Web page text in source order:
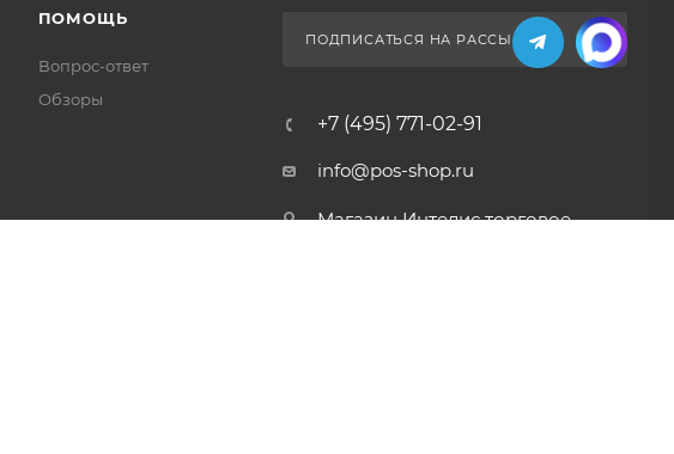
ПОМОЩЬ
Вопрос-ответ
Обзоры
ПОДПИСАТЬСЯ НА РАССЫЛКУ
+7 (495) 771-02-91
info@pos-shop.ru
Магазин Интелис торговое